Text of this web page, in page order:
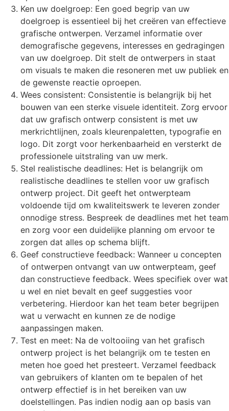
Ken uw doelgroep: Een goed begrip van uw
doelgroep is essentieel bij het creëren van effectieve
grafische ontwerpen. Verzamel informatie over
demografische gegevens, interesses en gedragingen
van uw doelgroep. Dit stelt de ontwerpers in staat
om visuals te maken die resoneren met uw publiek en
de gewenste reactie oproepen.
Wees consistent: Consistentie is belangrijk bij het
bouwen van een sterke visuele identiteit. Zorg ervoor
dat uw grafisch ontwerp consistent is met uw
merkrichtlijnen, zoals kleurenpaletten, typografie en
logo. Dit zorgt voor herkenbaarheid en versterkt de
professionele uitstraling van uw merk.
Stel realistische deadlines: Het is belangrijk om
realistische deadlines te stellen voor uw grafisch
ontwerp project. Dit geeft het ontwerpteam
voldoende tijd om kwaliteitswerk te leveren zonder
onnodige stress. Bespreek de deadlines met het team
en zorg voor een duidelijke planning om ervoor te
zorgen dat alles op schema blijft.
Geef constructieve feedback: Wanneer u concepten
of ontwerpen ontvangt van uw ontwerpteam, geef
dan constructieve feedback. Wees specifiek over wat
u wel en niet bevalt en geef suggesties voor
verbetering. Hierdoor kan het team beter begrijpen
wat u verwacht en kunnen ze de nodige
aanpassingen maken.
Test en meet: Na de voltooiing van het grafisch
ontwerp project is het belangrijk om te testen en
meten hoe goed het presteert. Verzamel feedback
van gebruikers of klanten om te bepalen of het
ontwerp effectief is in het bereiken van uw
doelstellingen. Pas indien nodig aan op basis van